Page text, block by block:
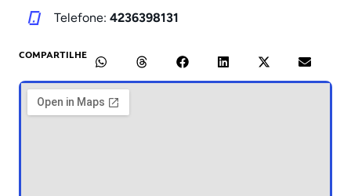
Telefone: 4236398131
COMPARTILHE